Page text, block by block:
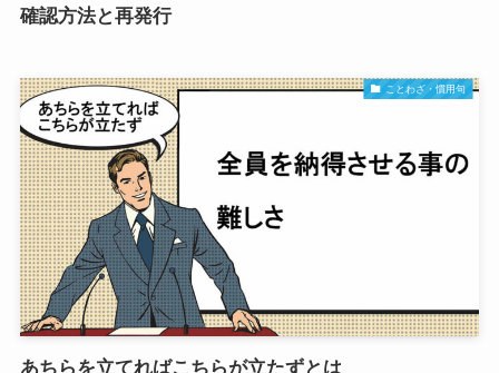
確認方法と再発行
ことわざ・慣用句
あちらを立てればこちらが立たずとは